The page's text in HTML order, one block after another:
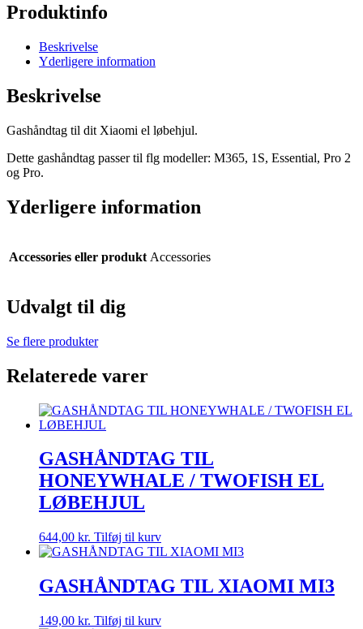
Produktinfo
Beskrivelse
Yderligere information
Beskrivelse
Gashåndtag til dit Xiaomi el løbehjul.
Dette gashåndtag passer til flg modeller: M365, 1S, Essential, Pro 2
og Pro.
Yderligere information
Accessories eller produkt Accessories
Udvalgt til dig
Se flere produkter
Relaterede varer
GASHÅNDTAG TIL
HONEYWHALE / TWOFISH EL
LØBEHJUL
644,00 kr. Tilføj til kurv
GASHÅNDTAG TIL XIAOMI MI3
149,00 kr. Tilføj til kurv